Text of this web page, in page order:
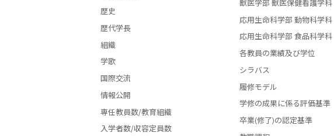
歴史
歴代学長
組織
学歌
国際交流
情報公開
専任教員数/教育組織
入学者数/収容定員数
獣医学部 獣医保健看護学科
応用生命科学部 動物科学科
応用生命科学部 食品科学科
各教員の業績及び学位
シラバス
履修モデル
学修の成果に係る評価基準
卒業(修了)の認定基準